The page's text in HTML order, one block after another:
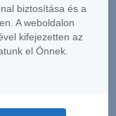
Express
EUR 20-23
értékpapír
EUR 20-23
biztosítása és a
A weboldalon
kifejezetten az
el Önnek.